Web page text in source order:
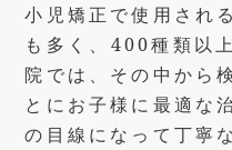
小児矯正で使用され
も多く、400種類以
院では、その中から
とにお子様に最適な
の目線になって丁寧